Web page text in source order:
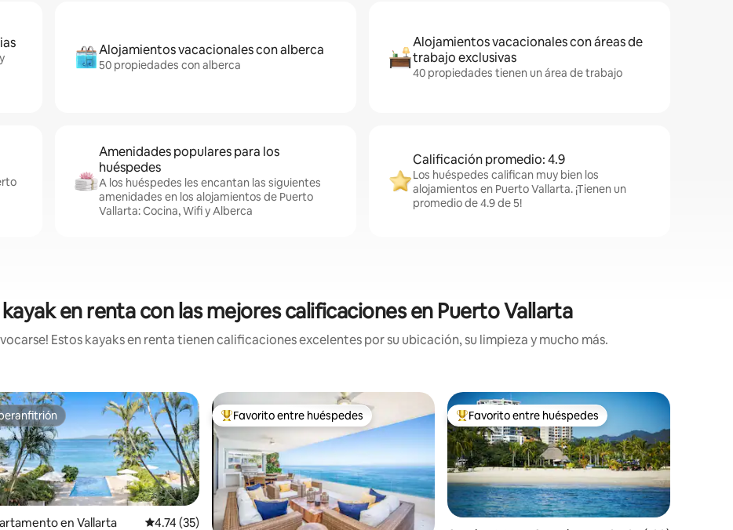
Alojamientos vacacionales con alberca
50 propiedades con alberca
Alojamientos vacacionales con áreas de
trabajo exclusivas
40 propiedades tienen un área de trabajo
Amenidades populares para los
huéspedes
A los huéspedes les encantan las siguientes
amenidades en los alojamientos de Puerto
Vallarta: Cocina, Wifi y Alberca
Calificación promedio: 4.9
Los huéspedes califican muy bien los
alojamientos en Puerto Vallarta. ¡Tienen un
promedio de 4.9 de 5!
en renta con las mejores calificaciones en Puerto Vallarta
Estos kayaks en renta tienen calificaciones excelentes por su ubicación, su limpieza y mucho más.
en Vallarta Calificación promedio: 4.74 de 5; 35 evaluaciones
4.74 (35)
De los mejores en Favorito entre huéspedes
Favorito entre huéspedes De los mejores en Favorito entre huéspedes
Favorito entre huéspedes